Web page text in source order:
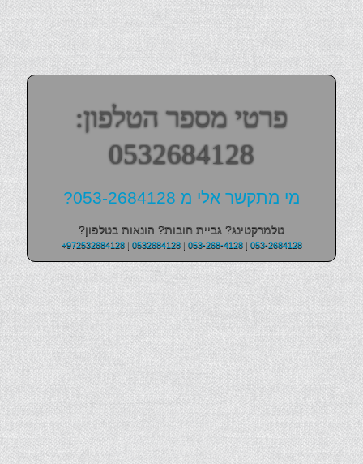
פרטי מספר הטלפון:
0532684128
מי מתקשר אלי מ 053-2684128?
טלמרקטינג? גביית חובות? הונאות בטלפון?
+972532684128| 0532684128| 053-268-4128| 053-2684128